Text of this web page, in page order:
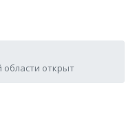
области открыт